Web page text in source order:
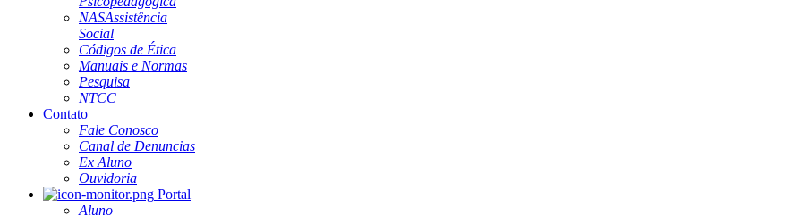
NASAssistência
Social
Códigos de Ética
Manuais e Normas
Pesquisa
NTCC
Contato
Fale Conosco
Canal de Denuncias
Ex Aluno
Ouvidoria
Portal
Aluno